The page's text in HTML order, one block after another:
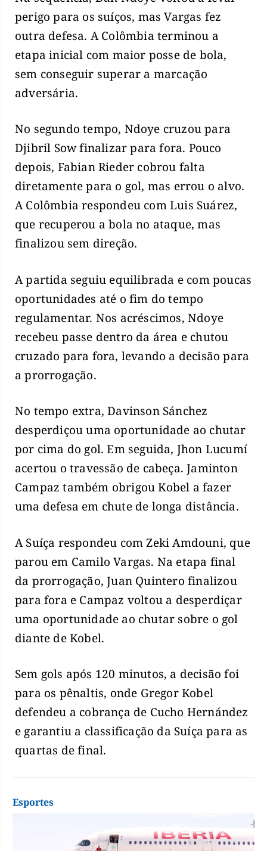
perigo para os suíços, mas Vargas fez
outra defesa. A Colômbia terminou a
etapa inicial com maior posse de bola,
sem conseguir superar a marcação
adversária.
No segundo tempo, Ndoye cruzou para
Djibril Sow finalizar para fora. Pouco
depois, Fabian Rieder cobrou falta
diretamente para o gol, mas errou o alvo.
A Colômbia respondeu com Luis Suárez,
que recuperou a bola no ataque, mas
finalizou sem direção.
A partida seguiu equilibrada e com poucas
oportunidades até o fim do tempo
regulamentar. Nos acréscimos, Ndoye
recebeu passe dentro da área e chutou
cruzado para fora, levando a decisão para
a prorrogação.
No tempo extra, Davinson Sánchez
desperdiçou uma oportunidade ao chutar
por cima do gol. Em seguida, Jhon Lucumí
acertou o travessão de cabeça. Jaminton
Campaz também obrigou Kobel a fazer
uma defesa em chute de longa distância.
A Suíça respondeu com Zeki Amdouni, que
parou em Camilo Vargas. Na etapa final
da prorrogação, Juan Quintero finalizou
para fora e Campaz voltou a desperdiçar
uma oportunidade ao chutar sobre o gol
diante de Kobel.
Sem gols após 120 minutos, a decisão foi
para os pênaltis, onde Gregor Kobel
defendeu a cobrança de Cucho Hernández
e garantiu a classificação da Suíça para as
quartas de final.
Esportes